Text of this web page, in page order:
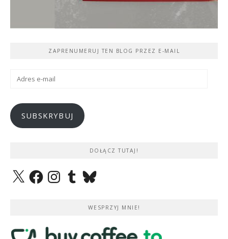
ZAPRENUMERUJ TEN BLOG PRZEZ E-MAIL
Adres
SUBSKRYBUJ
DOŁĄCZ TUTAJ!
X FacebookInstagramTumblrBluesky
WESPRZYJ MNIE!